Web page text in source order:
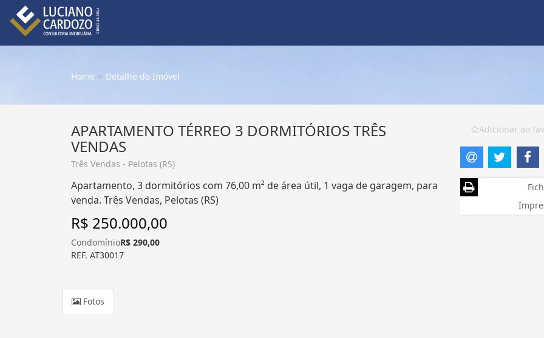
Home Detalhe do Imóvel
APARTAMENTO TÉRREO 3 DORMITÓRIOS TRÊS
VENDAS
Três Vendas - Pelotas (RS)
Apartamento, 3 dormitórios com 76,00 m² de área útil, 1 vaga de garagem, para
venda. Três Vendas, Pelotas (RS)
R$ 250.000,00
CondomínioR$ 290,00
REF. AT30017
Adicionar ao
Fotos